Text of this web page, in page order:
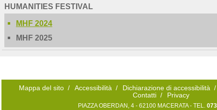
HUMANITIES FESTIVAL
MHF 2024
MHF 2025
Mappa del sito / Accessibilità / Dichiarazione di accessibilità /
Contatti / Privacy
PIAZZA OBERDAN, 4 - 62100 MACERATA - TEL.